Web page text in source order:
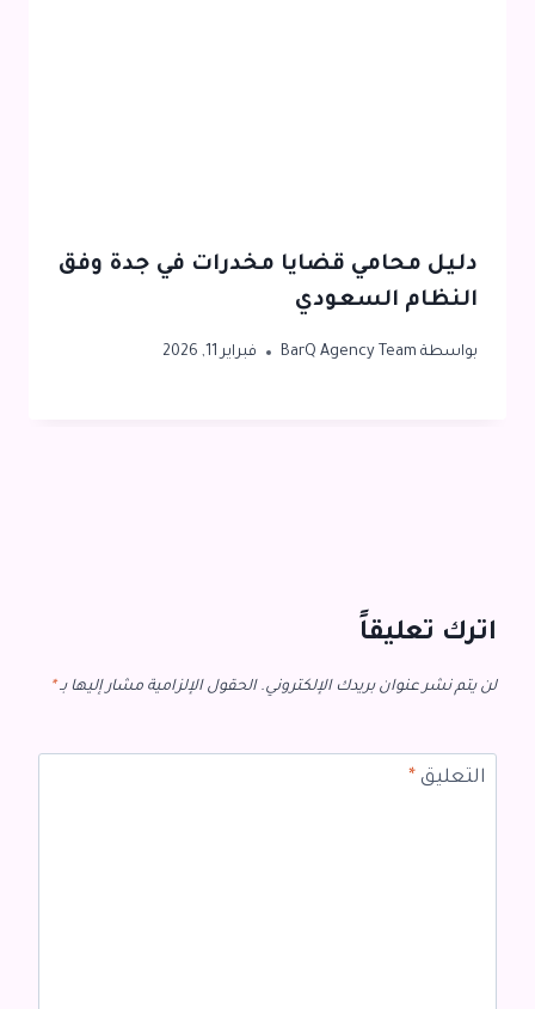
دليل محامي قضايا مخدرات في جدة وفق
النظام السعودي
بواسطة BarQ Agency Team فبراير 11, 2026
اترك تعليقاً
لن يتم نشر عنوان بريدك الإلكتروني. الحقول الإلزامية مشار إليها بـ *
التعليق *